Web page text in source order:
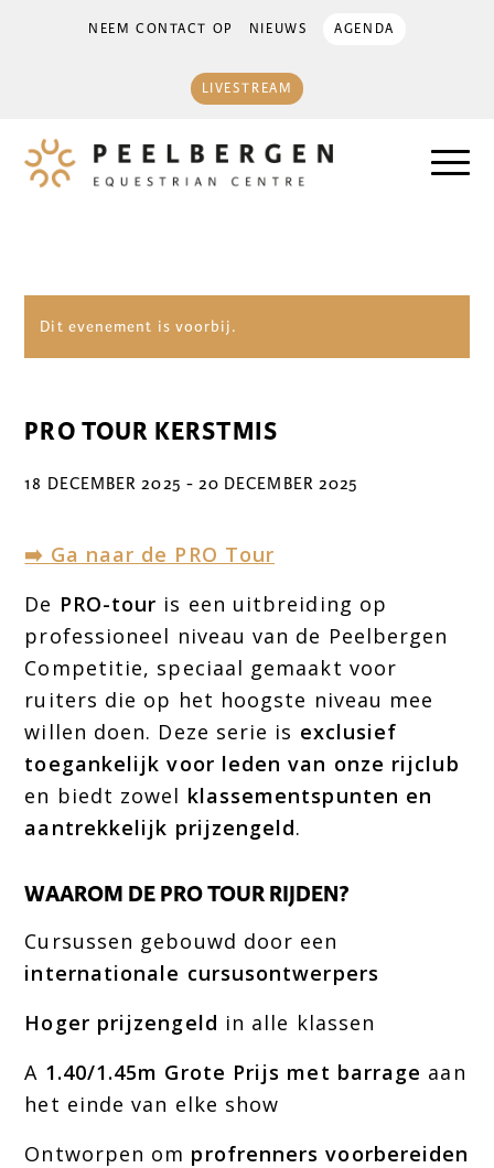
NEEM CONTACT OP NIEUWS AGENDA
LIVESTREAM
Dit evenement is voorbij.
PRO TOUR KERSTMIS
18 DECEMBER 2025 - 20 DECEMBER 2025
➡️ Ga naar de PRO Tour
De PRO-tour is een uitbreiding op
professioneel niveau van de Peelbergen
Competitie, speciaal gemaakt voor
ruiters die op het hoogste niveau mee
willen doen. Deze serie is exclusief
toegankelijk voor leden van onze rijclub
en biedt zowel klassementspunten en
aantrekkelijk prijzengeld.
WAAROM DE PRO TOUR RIJDEN?
Cursussen gebouwd door een
internationale cursusontwerpers
Hoger prijzengeld in alle klassen
A 1.40/1.45m Grote Prijs met barrage aan
het einde van elke show
Ontworpen om profrenners voorbereiden